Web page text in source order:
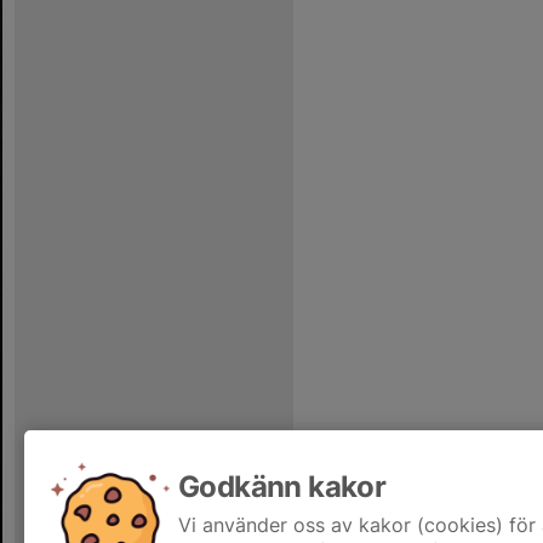
Godkänn kakor
Vi använder oss av kakor (cookies)